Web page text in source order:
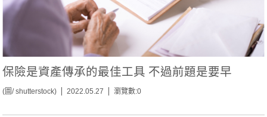
保險是資產傳承的最佳工具 不過前題是要早
(圖/ shutterstock) 2022.05.27 瀏覽數:0